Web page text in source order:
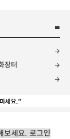
장터
세요."
보세요. 로그인